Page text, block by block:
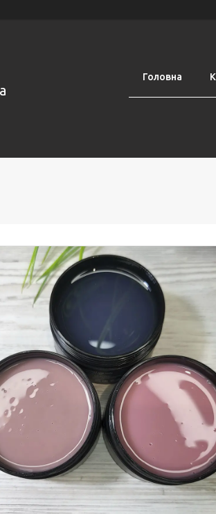
Головна